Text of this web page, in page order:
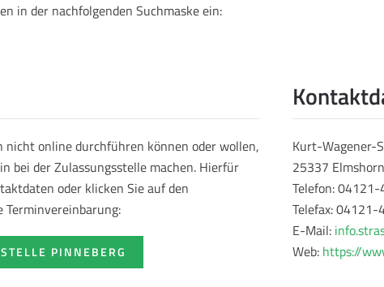
in der nachfolgenden Suchmaske ein:
nicht online durchführen können oder wollen,
bei der Zulassungsstelle machen. Hierfür
oder klicken Sie auf den
PINNEBERG
Kurt-Wagener-
25337 Elmshorn
Telefon:
Telefax:
E-Mail:
Web: https://